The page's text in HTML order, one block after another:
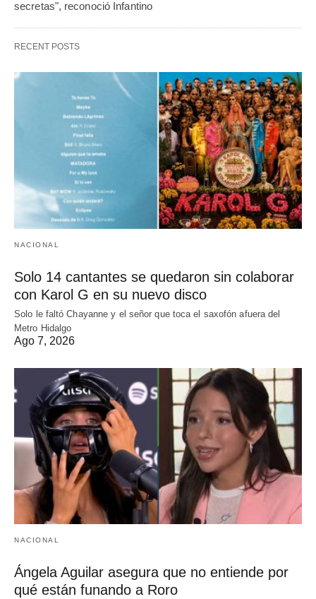
secretas", reconoció Infantino
RECENT POSTS
NACIONAL
Solo 14 cantantes se quedaron sin colaborar
con Karol G en su nuevo disco
Solo le faltó Chayanne y el señor que toca el saxofón afuera del
Metro Hidalgo
Ago 7, 2026
NACIONAL
Ángela Aguilar asegura que no entiende por
qué están funando a Roro